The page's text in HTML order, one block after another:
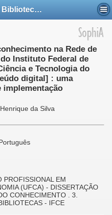
Sistema de Bibliotecas do IFCE - SIBI
na Rede de
Instituto Federal de
e Tecnologia do
digital] : uma
implementação
da Silva
PROFISSIONAL EM
(UFCA) - DISSERTAÇÃO
CONHECIMENTO . 3.
- IFCE